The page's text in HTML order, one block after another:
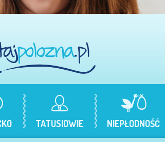
TATUSIOWIE NIEPŁODNOŚĆ